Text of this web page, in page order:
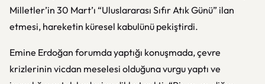
Milletler’in 30 Mart’ı “Uluslararası Sıfır Atık Günü” ilan
etmesi, hareketin küresel kabulünü pekiştirdi.
Emine Erdoğan forumda yaptığı konuşmada, çevre
krizlerinin vicdan meselesi olduğuna vurgu yaptı ve